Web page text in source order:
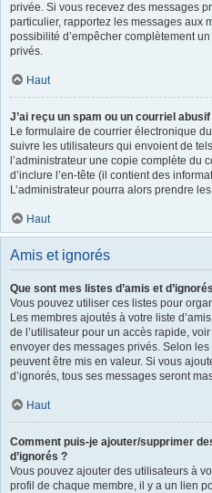
privée. Si vous recevez des messages
particulier, rapportez les messages aux
possibilité d’empêcher complètement
privés.
Haut
J’ai reçu un spam ou un courriel
Le formulaire de courrier électronique
suivre les utilisateurs qui envoient de
l’administrateur une copie complète du
d’inclure l’en-tête (il contient des
L’administrateur pourra alors prendre
Haut
Amis et ignorés
Que sont mes listes d’amis et
Vous pouvez utiliser ces listes pour
Les membres ajoutés à votre liste
de l’utilisateur pour un accès rapide,
envoyer des messages privés. Selon
peuvent être mis en valeur. Si vous
d’ignorés, tous ses messages seront
Haut
Comment puis-je ajouter/supprimer
d’ignorés ?
Vous pouvez ajouter des utilisateurs à
profil de chaque membre, il y a un lien